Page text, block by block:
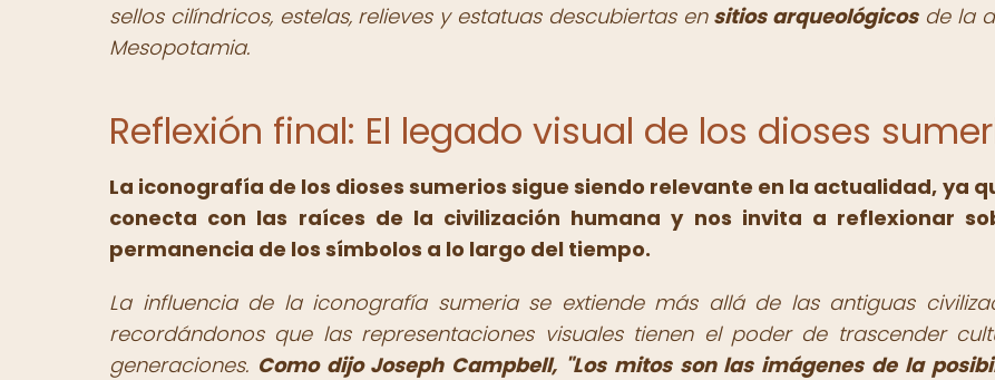
sellos cilíndricos, estelas, relieves y estatuas descubiertas en sitios arqueológicosde la
Mesopotamia.
Reflexión final: El legado visual de los dioses
La iconografía de los dioses sumerios sigue siendo relevante en la actualidad, ya
conecta con las raíces de la civilización humana y nos invita a reflexionar
permanencia de los símbolos a lo largo del tiempo.
La influencia de la iconografía sumeria se extiende más allá de las antiguas
recordándonos que las representaciones visuales tienen el poder de trascender
generaciones. Como dijo Joseph Campbell, "Los mitos son las imágenes de la